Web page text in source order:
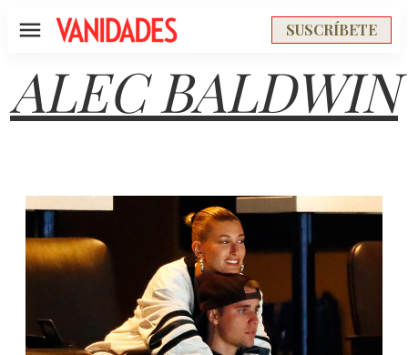
Menú SUSCRÍBETE
ALEC BALDWIN